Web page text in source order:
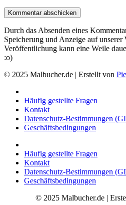
Durch das Absenden eines
Speicherung und Anzeige auf unserer
Veröffentlichung kann eine Weile
:o)
© 2025 Malbucher.de | Erstellt von
Häufig gestellte Fragen
Kontakt
Datenschutz-Bestimmungen
Geschäftsbedingungen
Häufig gestellte Fragen
Kontakt
Datenschutz-Bestimmungen
Geschäftsbedingungen
© 2025 Malbucher.de |